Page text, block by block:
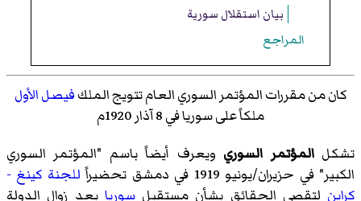
بيان استقلال سورية
المراجع
كان من مقررات المؤتمر السوري العام تتويج الملكفيصل الأول
ملكاً على سوريا في 8 آذار 1920م
تشكلالمؤتمر السوري ويعرف أيضاً باسم "المؤتمر السوري
الكبير" في حزيران/يونيو 1919 في دمشق تحضيراً
للجنة كينغ -
كراين لتقصي الحقائق بشأن مستقبلسوريا بعد زوال الدولة